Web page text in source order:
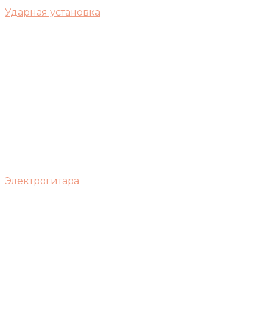
Ударная установка
Электрогитара